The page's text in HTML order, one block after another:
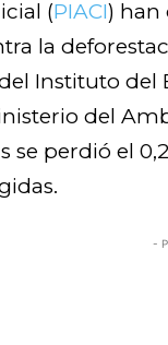
(PIACI) han
la
Instituto del
del
se perdió el
-